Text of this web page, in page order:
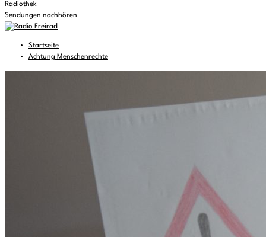
Radiothek
Sendungen nachhören
Startseite
Achtung Menschenrechte